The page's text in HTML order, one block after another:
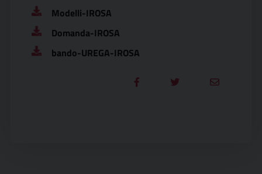
Modelli-IROSA
Domanda-IROSA
bando-UREGA-IROSA